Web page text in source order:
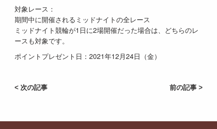
対象レース：
期間中に開催されるミッドナイトの全レース
ミッドナイト競輪が1日に2場開催だった場合は、どちらのレ
ースも対象です。
ポイントプレゼント日：2021年12月24日（金）
前の記事 >
< 次の記事